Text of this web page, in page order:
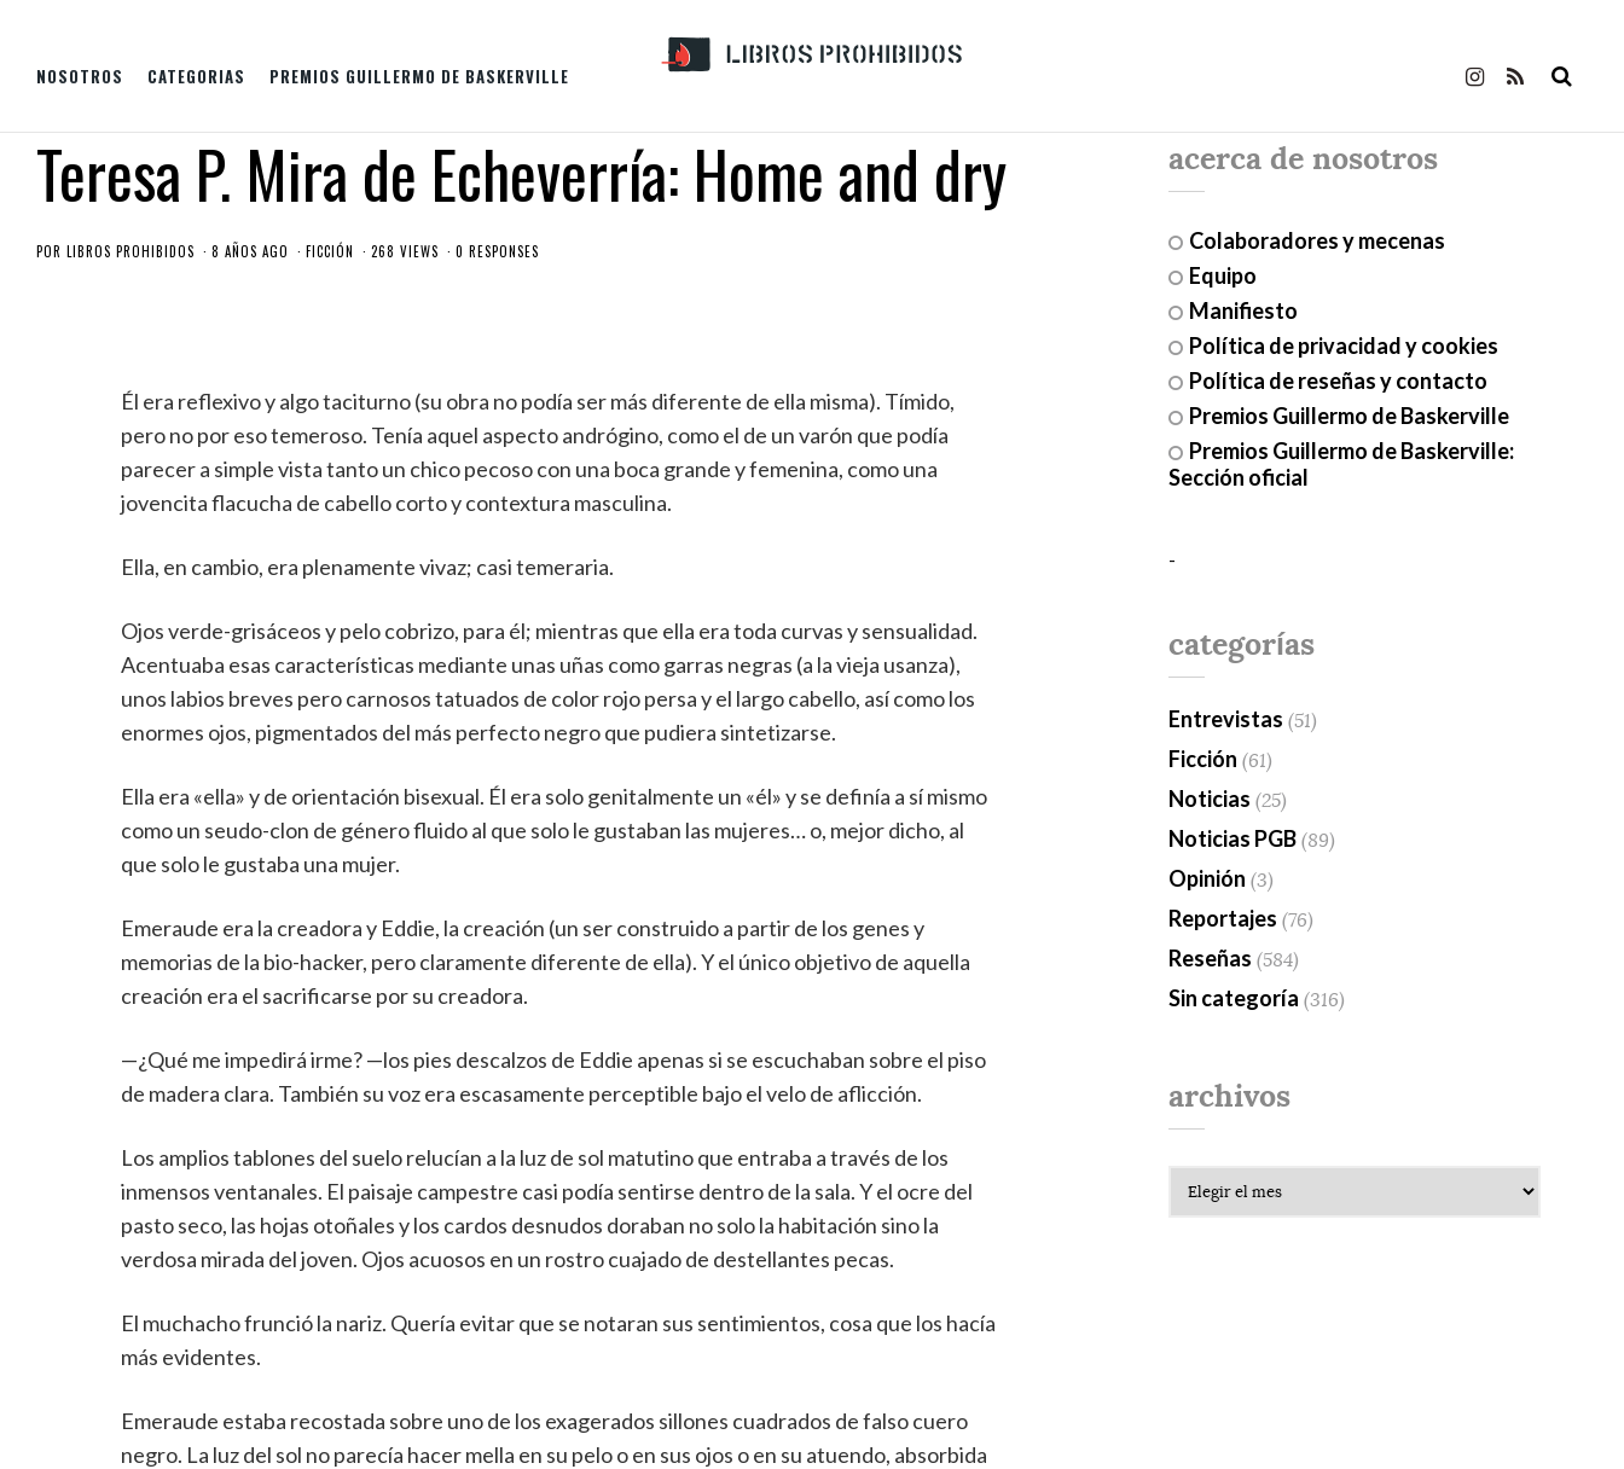
NOSOTROS CATEGORIAS PREMIOS GUILLERMO DE BASKERVILLE
Teresa P. Mira de Echeverría: Home and dry
POR LIBROS PROHIBIDOS 8 AÑOS AGO FICCIÓN 268 VIEWS 0 RESPONSES
Él era reflexivo y algo taciturno (su obra no podía ser más diferente de ella misma). Tímido,
pero no por eso temeroso. Tenía aquel aspecto andrógino, como el de un varón que podía
parecer a simple vista tanto un chico pecoso con una boca grande y femenina, como una
jovencita flacucha de cabello corto y contextura masculina.
Ella, en cambio, era plenamente vivaz; casi temeraria.
Ojos verde-grisáceos y pelo cobrizo, para él; mientras que ella era toda curvas y sensualidad.
Acentuaba esas características mediante unas uñas como garras negras (a la vieja usanza),
unos labios breves pero carnosos tatuados de color rojo persa y el largo cabello, así como los
enormes ojos, pigmentados del más perfecto negro que pudiera sintetizarse.
Ella era «ella» y de orientación bisexual. Él era solo genitalmente un «él» y se definía a sí mismo
como un seudo-clon de género fluido al que solo le gustaban las mujeres… o, mejor dicho, al
que solo le gustaba una mujer.
Emeraude era la creadora y Eddie, la creación (un ser construido a partir de los genes y
memorias de la bio-hacker, pero claramente diferente de ella). Y el único objetivo de aquella
creación era el sacrificarse por su creadora.
—¿Qué me impedirá irme? —los pies descalzos de Eddie apenas si se escuchaban sobre el piso
de madera clara. También su voz era escasamente perceptible bajo el velo de aflicción.
Los amplios tablones del suelo relucían a la luz de sol matutino que entraba a través de los
inmensos ventanales. El paisaje campestre casi podía sentirse dentro de la sala. Y el ocre del
pasto seco, las hojas otoñales y los cardos desnudos doraban no solo la habitación sino la
verdosa mirada del joven. Ojos acuosos en un rostro cuajado de destellantes pecas.
El muchacho frunció la nariz. Quería evitar que se notaran sus sentimientos, cosa que los hacía
más evidentes.
Emeraude estaba recostada sobre uno de los exagerados sillones cuadrados de falso cuero
negro. La luz del sol no parecía hacer mella en su pelo o en sus ojos o en su atuendo, absorbida
acerca de nosotros
Colaboradores y mecenas
Equipo
Manifiesto
Política de privacidad y cookies
Política de reseñas y contacto
Premios Guillermo de Baskerville
Premios Guillermo de Baskerville:
Sección oficial
-
categorías
Entrevistas (51)
Ficción (61)
Noticias (25)
Noticias PGB (89)
Opinión (3)
Reportajes (76)
Reseñas (584)
Sin categoría (316)
archivos